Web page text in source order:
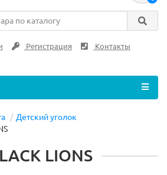
Регистрация
Контакты
Детский уголок
LIONS